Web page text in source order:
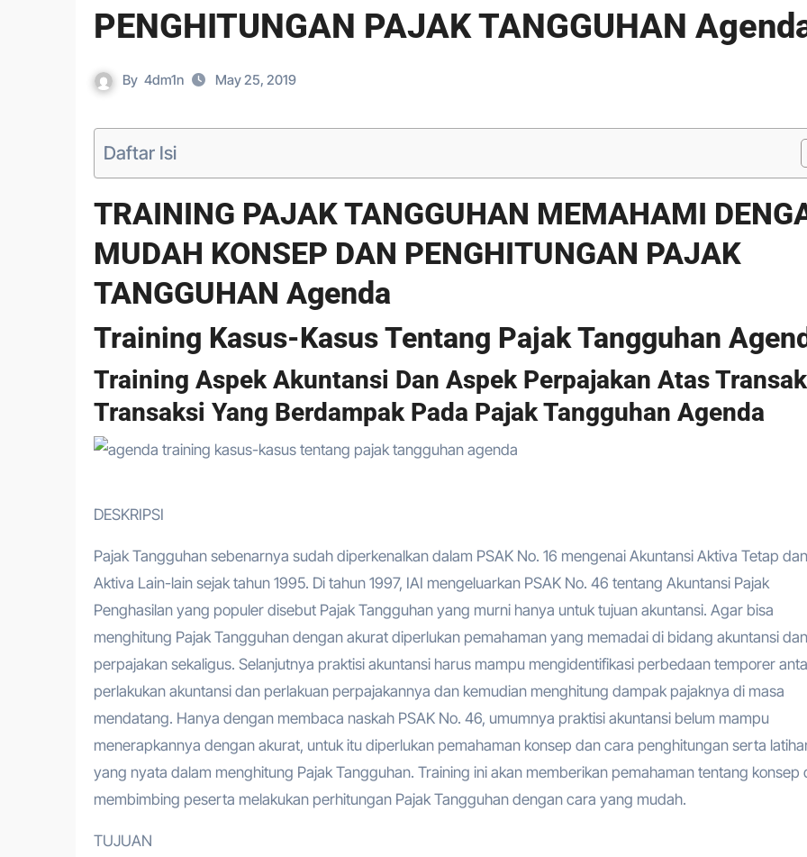
PENGHITUNGAN PAJAK TANGGUHAN
By 4dm1n May 25, 2019
Daftar Isi
TRAINING PAJAK TANGGUHAN MEMAHAMI
MUDAH KONSEP DAN PENGHITUNGAN PAJAK
TANGGUHAN Agenda
Training Kasus-Kasus Tentang Pajak Tangguhan
Training Aspek Akuntansi Dan Aspek Perpajakan Atas
Transaksi Yang Berdampak Pada Pajak Tangguhan Agenda
DESKRIPSI
Pajak Tangguhan sebenarnya sudah diperkenalkan dalam PSAK No. 16 mengenai Akuntansi Aktiva Tetap dan
Aktiva Lain-lain sejak tahun 1995. Di tahun 1997, IAI mengeluarkan PSAK No. 46 tentang Akuntansi Pajak
Penghasilan yang populer disebut Pajak Tangguhan yang murni hanya untuk tujuan akuntansi. Agar bisa
menghitung Pajak Tangguhan dengan akurat diperlukan pemahaman yang memadai di bidang akuntansi dan
perpajakan sekaligus. Selanjutnya praktisi akuntansi harus mampu mengidentifikasi perbedaan temporer
perlakukan akuntansi dan perlakuan perpajakannya dan kemudian menghitung dampak pajaknya di masa
mendatang. Hanya dengan membaca naskah PSAK No. 46, umumnya praktisi akuntansi belum mampu
menerapkannya dengan akurat, untuk itu diperlukan pemahaman konsep dan cara penghitungan serta
yang nyata dalam menghitung Pajak Tangguhan. Training ini akan memberikan pemahaman tentang konsep
membimbing peserta melakukan perhitungan Pajak Tangguhan dengan cara yang mudah.
TUJUAN